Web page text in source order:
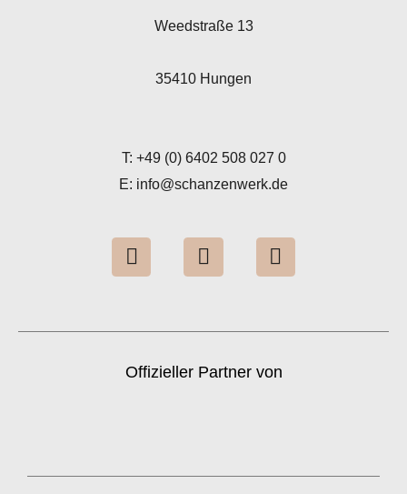
Weedstraße 13
35410 Hungen
T: +49 (0) 6402 508 027 0
E: info@schanzenwerk.de
I
n
a
r
Y
o
u
e
L
i
e
i
Offizieller Partner von